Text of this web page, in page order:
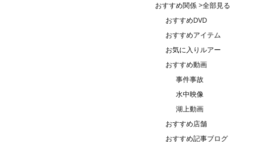
おすすめ関係 >全部見る
おすすめDVD
おすすめアイテム
お気に入りルアー
おすすめ動画
事件事故
水中映像
湖上動画
おすすめ店舗
おすすめ記事ブログ